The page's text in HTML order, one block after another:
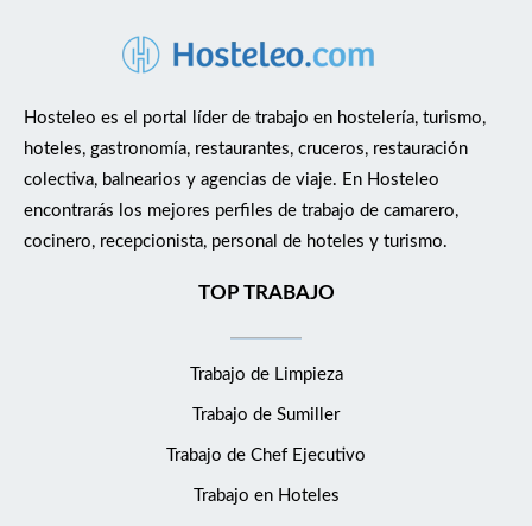
Hosteleo es el portal líder de trabajo en hostelería, turismo,
hoteles, gastronomía, restaurantes, cruceros, restauración
colectiva, balnearios y agencias de viaje. En Hosteleo
encontrarás los mejores perfiles de trabajo de camarero,
cocinero, recepcionista, personal de hoteles y turismo.
TOP TRABAJO
Trabajo de Limpieza
Trabajo de Sumiller
Trabajo de Chef Ejecutivo
Trabajo en Hoteles